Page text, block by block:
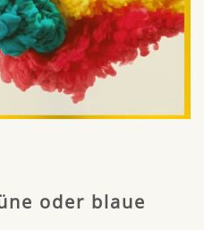
oder blaue